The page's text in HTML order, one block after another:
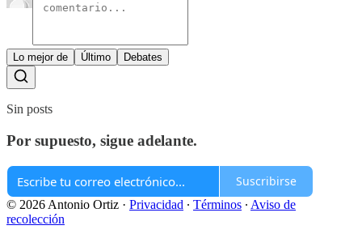
Lo mejor de Último Debates
Sin posts
Por supuesto, sigue adelante.
Suscribirse
© 2026 Antonio Ortiz · Privacidad ∙ Términos ∙ Aviso de
recolección